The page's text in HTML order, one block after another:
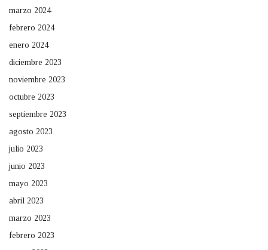
marzo 2024
febrero 2024
enero 2024
diciembre 2023
noviembre 2023
octubre 2023
septiembre 2023
agosto 2023
julio 2023
junio 2023
mayo 2023
abril 2023
marzo 2023
febrero 2023